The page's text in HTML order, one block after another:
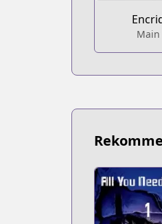
Main